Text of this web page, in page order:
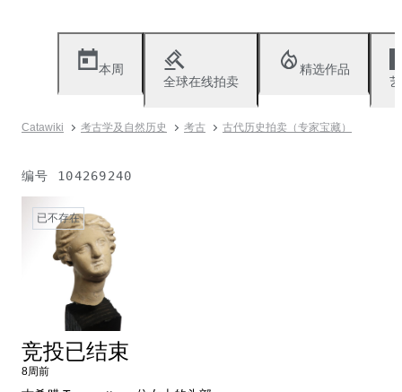
本周
全球在线拍卖
精选作品
Catawiki 考古学及自然历史 考古 古代历史拍卖（专家宝藏）
编号 104269240
已不存在
竞投已结束
8周前